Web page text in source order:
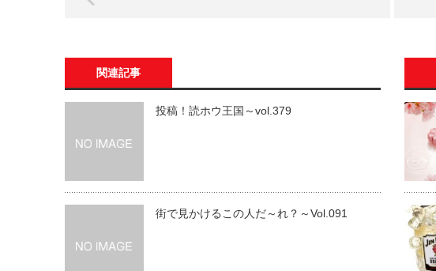
関連記事
投稿！読ホウ王国～vol.379
街で見かけるこの人だ～れ？～Vol.091